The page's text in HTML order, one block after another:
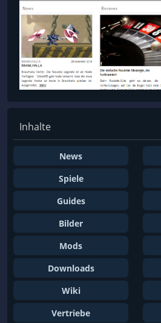
Inhalte
News
Spiele
Guides
Bilder
Mods
Downloads
Wiki
Vertriebe